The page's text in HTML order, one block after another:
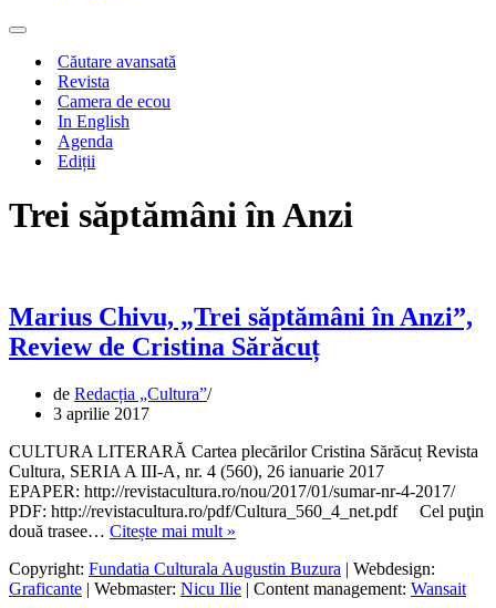
Meniu
navigareCăutare avansată
Revista
Camera de ecou
In English
Agenda
Ediții
Trei săptămâni în Anzi
Marius Chivu, „Trei săptămâni în Anzi”,
Review de Cristina Sărăcuț
de Redacția „Cultura”
3 aprilie 2017
CULTURA LITERARĂ Cartea plecărilor Cristina Sărăcuț Revista
Cultura, SERIA A III-A, nr. 4 (560), 26 ianuarie 2017
EPAPER: http://revistacultura.ro/nou/2017/01/sumar-nr-4-2017/
PDF: http://revistacultura.ro/pdf/Cultura_560_4_net.pdf Cel puţin
două trasee… Citește mai mult »
„Trei
săptămâni
Copyright: Fundatia Culturala Augustin Buzura | Webdesign:
Graficante | Webmaster: Nicu Ilie | Content management: Wansait